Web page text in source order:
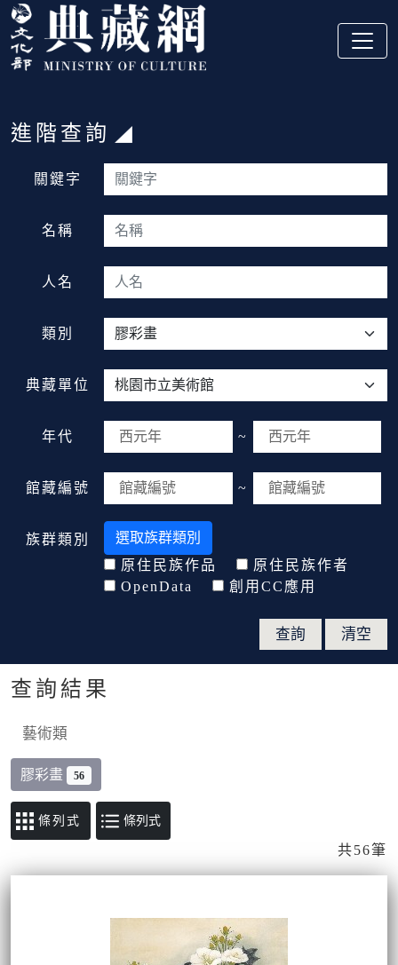
跳到主要內容
:::
:::
進階查詢
關鍵字
名稱
人名
類別
典藏單位
年代 ~
館藏編號 ~
族群類別
選取族群類別
原住民族作品
原住民族作者
OpenData
創用CC應用
查詢結果
藝術類
膠彩畫 56
條列式
共56筆